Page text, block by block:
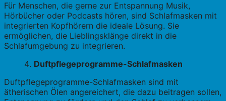
Für Menschen, die gerne zur Entspannung Musik,
Hörbücher oder Podcasts hören, sind Schlafmasken mit
integrierten Kopfhörern die ideale Lösung. Sie
ermöglichen, die Lieblingsklänge direkt in die
Schlafumgebung zu integrieren.
Duftpflegeprogramme-Schlafmasken
Duftpflegeprogramme-Schlafmasken sind mit
ätherischen Ölen angereichert, die dazu beitragen sollen,